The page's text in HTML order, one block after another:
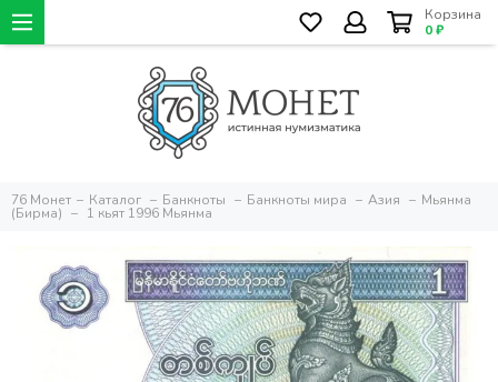
Корзина
0 ₽
76 Монет Каталог Банкноты Банкноты мира Азия Мьянма
(Бирма) 1 кьят 1996 Мьянма